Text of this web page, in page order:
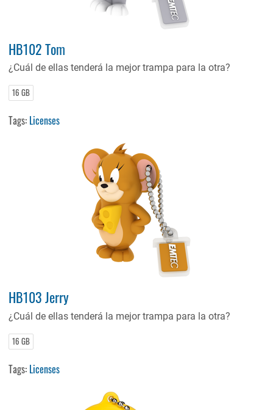
HB102 Tom
¿Cuál de ellas tenderá la mejor trampa para la otra?
16 GB
Tags: Licenses
HB103 Jerry
¿Cuál de ellas tenderá la mejor trampa para la otra?
16 GB
Tags: Licenses